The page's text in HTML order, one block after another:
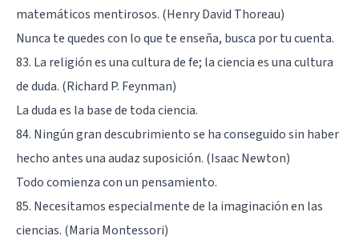
matemáticos mentirosos. (Henry David Thoreau)
Nunca te quedes con lo que te enseña, busca por tu cuenta.
83. La religión es una cultura de fe; la ciencia es una cultura
de duda. (Richard P. Feynman)
La duda es la base de toda ciencia.
84. Ningún gran descubrimiento se ha conseguido sin haber
hecho antes una audaz suposición. (Isaac Newton)
Todo comienza con un pensamiento.
85. Necesitamos especialmente de la imaginación en las
ciencias. (Maria Montessori)